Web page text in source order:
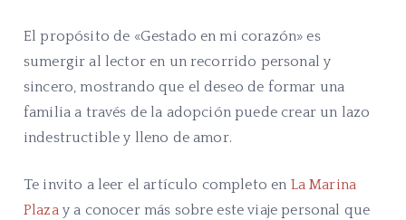
El propósito de «Gestado en mi corazón» es
sumergir al lector en un recorrido personal y
sincero, mostrando que el deseo de formar una
familia a través de la adopción puede crear un lazo
indestructible y lleno de amor.
Te invito a leer el artículo completo en La Marina
Plazay a conocer más sobre este viaje personal que